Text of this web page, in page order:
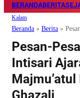
BERANDABERITA
Kalam
Beranda » Berita »
Pesan-
Intisari
Majmu’atul
Ghazali